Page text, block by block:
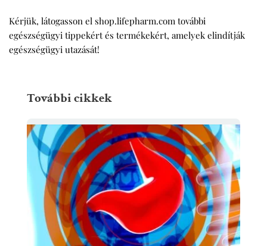
Kérjük, látogasson el shop.lifepharm.com további
egészségügyi tippekért és termékekért, amelyek elindítják
egészségügyi utazását!
További cikkek